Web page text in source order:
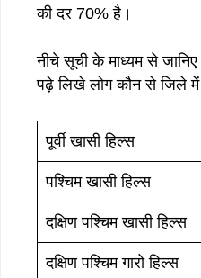
की दर 70% है।
नीचे सूची के माध्यम से
पढ़े लिखे लोग कौन से जिले में
पूर्वी खासी हिल्स
पश्चिम खासी हिल्स
दक्षिण पश्चिम खासी हिल्स
दक्षिण पश्चिम गारो हिल्स